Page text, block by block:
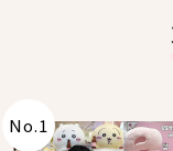
No.1